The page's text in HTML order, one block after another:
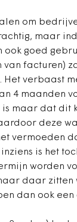
om
maar
ook goed
van facturen)
verbaast
4 maanden
maar dat dit
deze
vermoeden
is het
worden
daar
dan ook